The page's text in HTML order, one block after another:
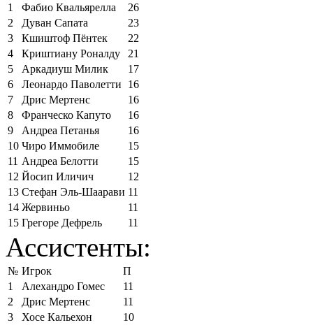
1
Фабио Квальярелла
26
2
Дуван Сапата
23
3
Кшиштоф Пёнтек
22
4
Криштиану Роналду
21
5
Аркадиуш Милик
17
6
Леонардо Паволетти
16
7
Дрис Мертенс
16
8
Франческо Капуто
16
9
Андреа Петанья
16
10 Чиро Иммобиле
15
11 Андреа Белотти
15
12 Йосип Иличич
12
13 Стефан Эль-Шаарави 11
14 Жервиньо
11
15 Грегоре Дефрель 11
Ассистенты:
№ Игрок
П
1
Алехандро Гомес
11
2
Дрис Мертенс
11
3
Хосе Кальехон
10